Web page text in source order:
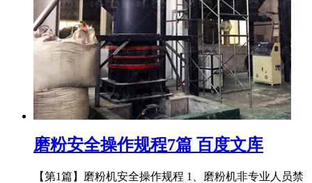
磨粉安全操作规程7篇 百度文库
【第1篇】磨粉机安全操作规程 1、磨粉机非专业人员禁